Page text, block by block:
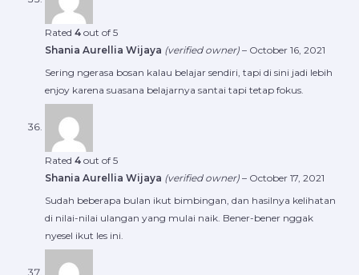
Rated 4 out of 5
Shania Aurellia Wijaya (verified owner) – October 16, 2021
Sering ngerasa bosan kalau belajar sendiri, tapi di sini jadi lebih
enjoy karena suasana belajarnya santai tapi tetap fokus.
Rated 4 out of 5
Shania Aurellia Wijaya (verified owner) – October 17, 2021
Sudah beberapa bulan ikut bimbingan, dan hasilnya kelihatan
di nilai-nilai ulangan yang mulai naik. Bener-bener nggak
nyesel ikut les ini.